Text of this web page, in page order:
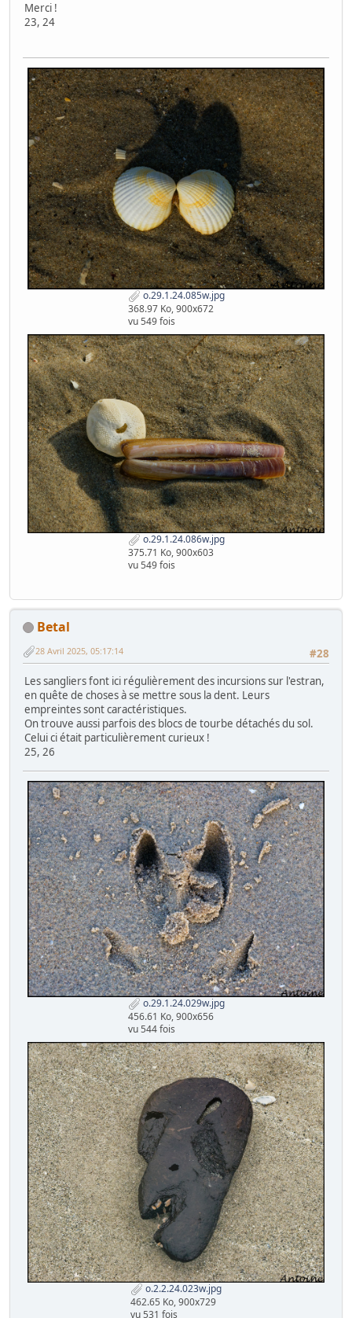
Merci !
23, 24
o.29.1.24.085w.jpg
368.97 Ko, 900x672
vu 549 fois
o.29.1.24.086w.jpg
375.71 Ko, 900x603
vu 549 fois
Betal
#28
28 Avril 2025, 05:17:14
Les sangliers font ici régulièrement des incursions sur l'estran,
en quête de choses à se mettre sous la dent. Leurs
empreintes sont caractéristiques.
On trouve aussi parfois des blocs de tourbe détachés du sol.
Celui ci était particulièrement curieux !
25, 26
o.29.1.24.029w.jpg
456.61 Ko, 900x656
vu 544 fois
o.2.2.24.023w.jpg
462.65 Ko, 900x729
vu 531 fois